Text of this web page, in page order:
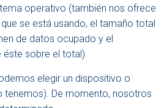
operativo (también nos ofrece
se está usando, el tamaño total
de datos ocupado y el
éste sobre el total).
elegir un dispositivo o
tenemos). De momento, nosotros